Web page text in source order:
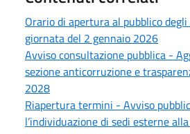
Orario di apertura al pubblico
giornata del 2 gennaio 2026
Avviso consultazione pubblica -
sezione anticorruzione e
2028
Riapertura termini - Avviso
l’individuazione di sedi esterne